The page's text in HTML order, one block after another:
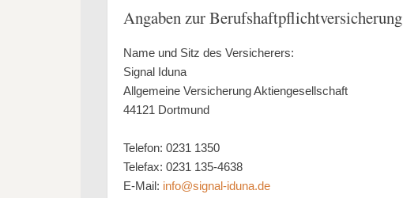
Angaben zur Berufshaftpflichtversicherung
Name und Sitz des Versicherers:
Signal Iduna
Allgemeine Versicherung Aktiengesellschaft
44121 Dortmund
Telefon: 0231 1350
Telefax: 0231 135-4638
E-Mail: info@signal-iduna.de